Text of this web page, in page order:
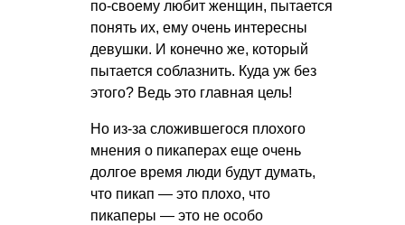
по-своему любит женщин, пытается
понять их, ему очень интересны
девушки. И конечно же, который
пытается соблазнить. Куда уж без
этого? Ведь это главная цель!
Но из-за сложившегося плохого
мнения о пикаперах еще очень
долгое время люди будут думать,
что пикап — это плохо, что
пикаперы — это не особо